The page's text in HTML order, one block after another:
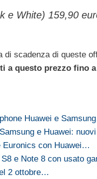
e White) 159,90
di scadenza di queste
a questo prezzo fino
Huawei e
e Huawei:
Euronics con Huawei…
e Note 8 con usato
2 ottobre…